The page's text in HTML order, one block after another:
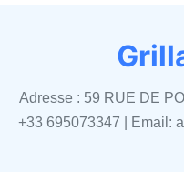
Adresse : 59 RUE DE
+33 695073347 | Email: